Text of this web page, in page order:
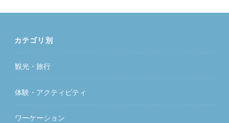
カテゴリ別
観光・旅行
体験・アクティビティ
ワーケーション